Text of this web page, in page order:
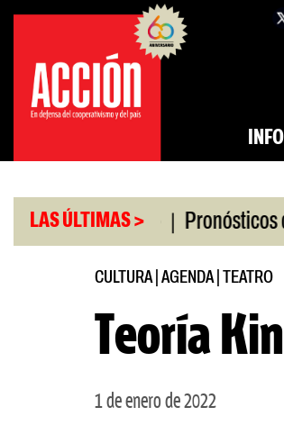
Saltar
contenido
LAS ÚLTIMAS >
universitario | Pronósticos de
CULTURA| AGENDA| TEATRO
Teoría
1 de enero de 2022